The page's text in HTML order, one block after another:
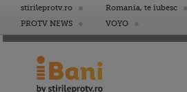
stirileprotv.ro Romania, te iubesc
PROTV NEWS
VOYO